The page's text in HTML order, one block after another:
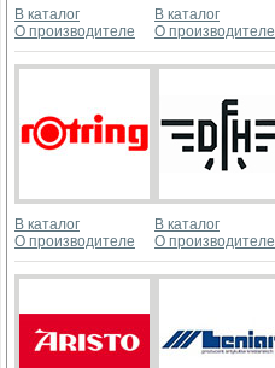
В каталог
О производителе
В каталог
О производителе
В каталог
О производителе
В каталог
О производителе